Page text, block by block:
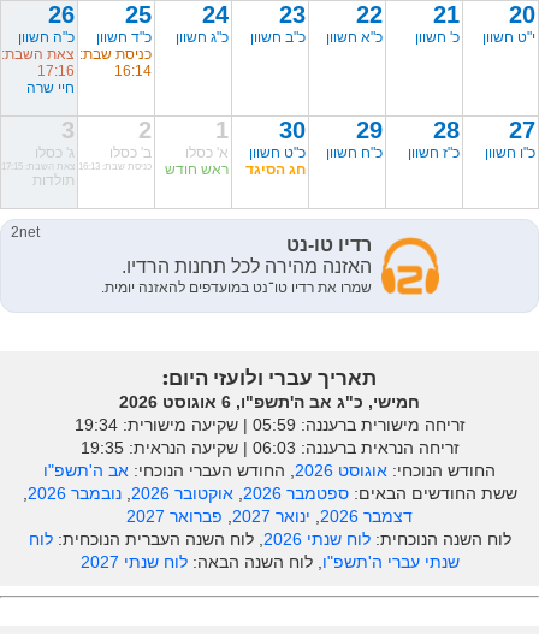
20
י"ט חשוון
21
כ' חשוון
22
כ"א חשוון
23
כ"ב חשוון
24
כ"ג חשוון
25
כ"ד חשוון
כניסת שבת:
16:14
26
כ"ה חשוון
צאת השבת:
17:16
חיי שרה
27
כ"ו חשוון
28
כ"ז חשוון
29
כ"ח חשוון
30
כ"ט חשוון
חג הסיגד
1
א' כסלו
ראש חודש
2
ב' כסלו
כניסת שבת: 16:13
3
ג' כסלו
צאת השבת: 17:15
תולדות
תאריך עברי ולועזי היום:
חמישי, כ"ג אב ה'תשפ"ו, 6 אוגוסט 2026
זריחה מישורית ברעננה: ‎05:59 | שקיעה מישורית: 19:34
זריחה הנראית ברעננה: ‎06:03 | שקיעה הנראית: 19:35
החודש הנוכחי: אוגוסט 2026 , החודש העברי הנוכחי: אב ה'תשפ"ו
ששת החודשים הבאים:ספטמבר 2026 ,אוקטובר 2026 ,נובמבר 2026
,
דצמבר 2026
, ינואר 2027 , פברואר 2027
לוח השנה הנוכחית:לוח שנתי 2026 , לוח השנה העברית הנוכחית:לוח
שנתי עברי ה'תשפ"ו, לוח השנה הבאה:לוח שנתי 2027